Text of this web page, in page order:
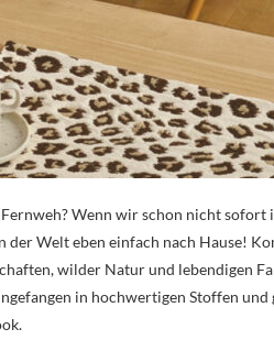
Wenn wir schon nicht sofort
der Welt eben einfach nach Hause!
wilder Natur und lebendigen
in hochwertigen Stoffen